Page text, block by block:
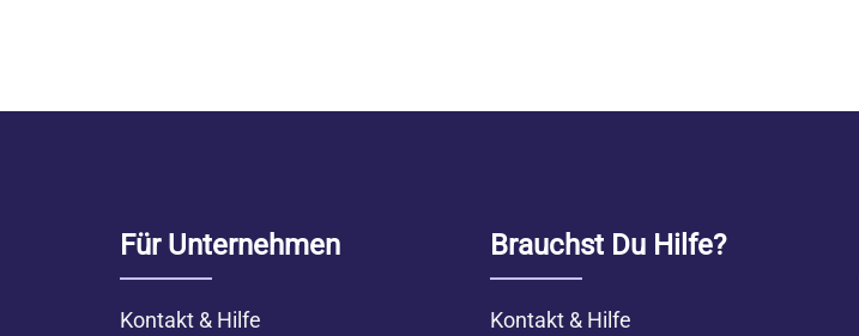
Für Unternehmen
Kontakt & Hilfe
Brauchst Du Hilfe?
Kontakt & Hilfe